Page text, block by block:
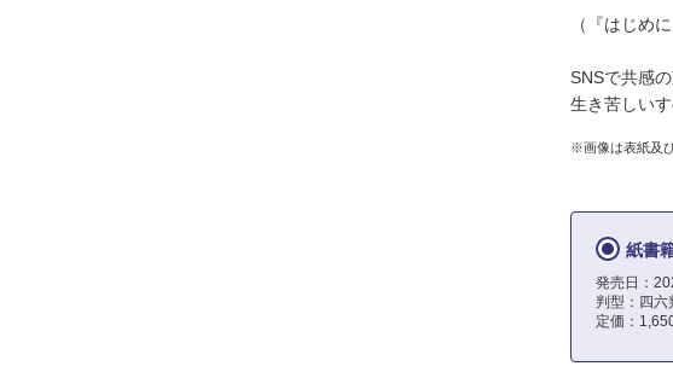
（『はじめ
SNSで共感の
生き苦しい
※画像は表紙及
紙書
発売日：
判型：四六
定価：